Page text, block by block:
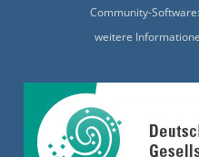
Community-Software:
weitere